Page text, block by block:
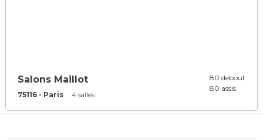
Salons Maillot
75116 - Paris 4 salles
80 debout
80 assis